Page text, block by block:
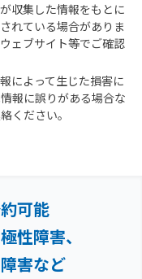
収集した情報をもとに
れている場合がありま
ェブサイト等でご確認
によって生じた損害に
報に誤りがある場合な
ください。
可能
性障害、
害など